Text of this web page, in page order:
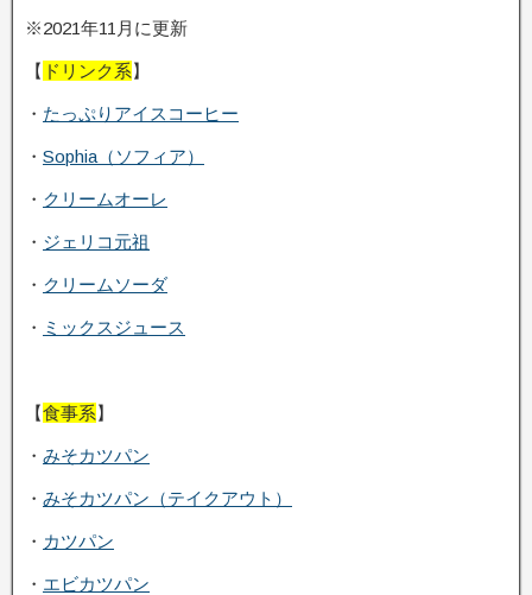
※2021年11月に更新
【 ドリンク系】
・ たっぷりアイスコーヒー
・ Sophia（ソフィア）
・ クリームオーレ
・ ジェリコ元祖
・ クリームソーダ
・ ミックスジュース
【食事系】
・ みそカツパン
・ みそカツパン（テイクアウト）
・ カツパン
・ エビカツパン